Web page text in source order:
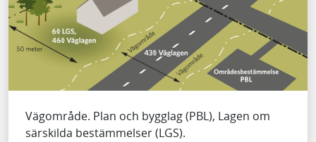
Vägområde. Plan och bygglag (PBL), Lagen om
särskilda bestämmelser (LGS).